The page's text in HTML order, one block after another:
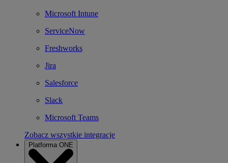
Microsoft Intune
ServiceNow
Freshworks
Jira
Salesforce
Slack
Microsoft Teams
Zobacz wszystkie integracje
Platforma ONE